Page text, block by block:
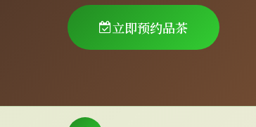
立即预约品茶